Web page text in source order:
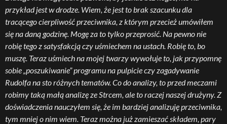
przykład jest w drodze. Wiem, że jest to brak szacunku dla
tracącego cierpliwość przeciwnika, z którym przecież umówiłem
się na daną godzinę. Mogę za to tylko przeprosić. Na pewno nie
robię tego z satysfakcją czy uśmiechem na ustach. Robię to, bo
muszę. Teraz uśmiech na mojej twarzy wywołuje to, jak przypomnę
sobie „poszukiwanie” programu na pulpicie czy zagadywanie
Rudolfa na sto różnych tematów. Co do analizy, to przed meczami
robimy taką małą analizę ze Strcem, ale to raczej naszej drużyny. Z
doświadczenia nauczyłem się, że im bardziej analizuję przeciwnika,
tym mniej o nim wiem. Teraz można już zamieszać składem, pary